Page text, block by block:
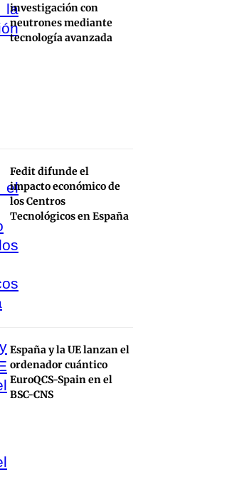
investigación con
neutrones mediante
tecnología avanzada
Fedit difunde el
impacto económico de
los Centros
Tecnológicos en España
España y la UE lanzan el
ordenador cuántico
EuroQCS-Spain en el
BSC-CNS